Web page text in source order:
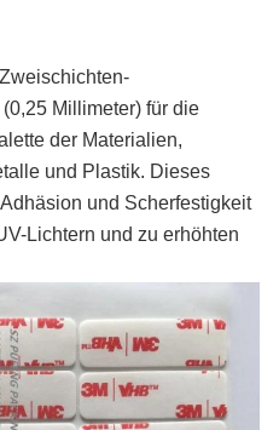
Millimeter) für die
der Materialien,
und Plastik. Dieses
und Scherfestigkeit
Lichtern und zu erhöhten